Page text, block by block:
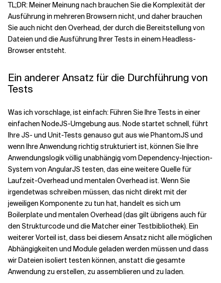
TL;DR: Meiner Meinung nach brauchen Sie die Komplexität der
Ausführung in mehreren Browsern nicht, und daher brauchen
Sie auch nicht den Overhead, der durch die Bereitstellung von
Dateien und die Ausführung Ihrer Tests in einem Headless-
Browser entsteht.
Ein anderer Ansatz für die Durchführung von
Tests
Was ich vorschlage, ist einfach: Führen Sie Ihre Tests in einer
einfachen NodeJS-Umgebung aus. Node startet schnell, führt
Ihre JS- und Unit-Tests genauso gut aus wie PhantomJS und
wenn Ihre Anwendung richtig strukturiert ist, können Sie Ihre
Anwendungslogik völlig unabhängig vom Dependency-Injection-
System von AngularJS testen, das eine weitere Quelle für
Laufzeit-Overhead und mentalen Overhead ist. Wenn Sie
irgendetwas schreiben müssen, das nicht direkt mit der
jeweiligen Komponente zu tun hat, handelt es sich um
Boilerplate und mentalen Overhead (das gilt übrigens auch für
den Strukturcode und die Matcher einer Testbibliothek). Ein
weiterer Vorteil ist, dass bei diesem Ansatz nicht alle möglichen
Abhängigkeiten und Module geladen werden müssen und dass
wir Dateien isoliert testen können, anstatt die gesamte
Anwendung zu erstellen, zu assemblieren und zu laden.